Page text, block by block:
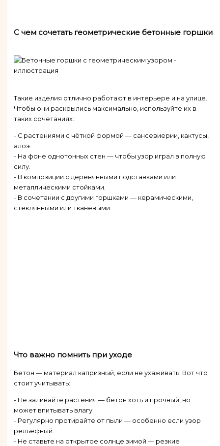
С чем сочетать геометрические бетонные горшки
Такие изделия отлично работают в интерьере и на улице.
Чтобы они раскрылись максимально, используйте их в
таких сочетаниях:
- С растениями с чёткой формой — сансевиерии, кактусы,
алоэ.
- На фоне однотонных стен — чтобы узор играл в полную
силу.
- В композиции с деревянными подставками или
металлическими стойками.
- В сочетании с другими горшками — керамическими,
стеклянными или тканевыми.
Что важно помнить при уходе
Бетон — материал капризный, если не ухаживать. Вот что
стоит учитывать:
- Не заливайте растения — бетон хоть и прочный, но
может впитывать влагу.
- Регулярно протирайте от пыли — особенно если узор
рельефный.
- Не ставьте на открытое солнце зимой — резкие